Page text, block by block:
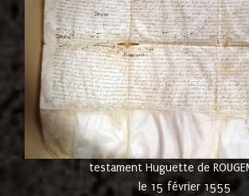
testament Huguette de
le 15 février 1555